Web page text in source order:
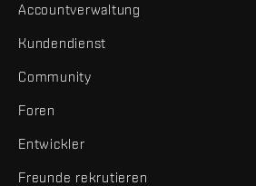
Accountverwaltung
Kundendienst
Community
Foren
Entwickler
Freunde rekrutieren